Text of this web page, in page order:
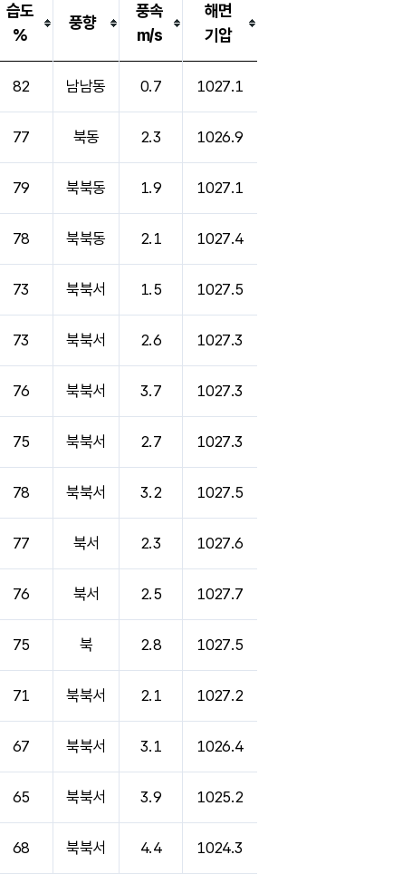
습도
%
풍향
풍속
m/s
해면
기압
82 남남동 0.7 1027.1
77 북동 2.3 1026.9
79 북북동 1.9 1027.1
78 북북동 2.1 1027.4
73 북북서 1.5 1027.5
73 북북서 2.6 1027.3
76 북북서 3.7 1027.3
75 북북서 2.7 1027.3
78 북북서 3.2 1027.5
77 북서 2.3 1027.6
76 북서 2.5 1027.7
75 북 2.8 1027.5
71 북북서 2.1 1027.2
67 북북서 3.1 1026.4
65 북북서 3.9 1025.2
68 북북서 4.4 1024.3